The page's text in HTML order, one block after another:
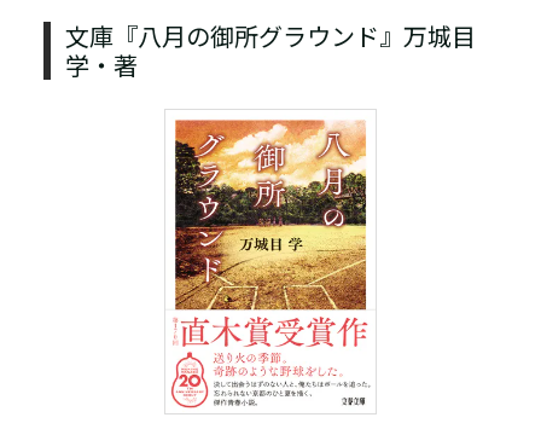
文庫『八月の御所グラウンド』万城目
学・著